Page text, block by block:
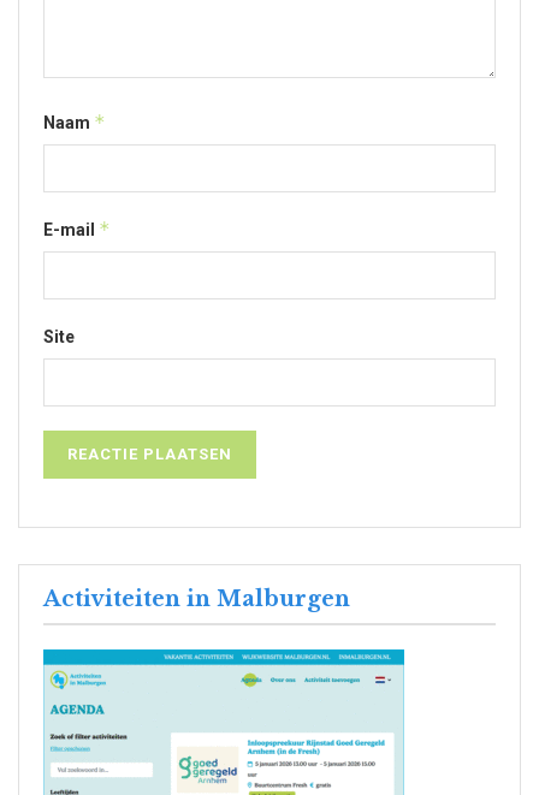
Naam *
E-mail *
Site
Activiteiten in Malburgen